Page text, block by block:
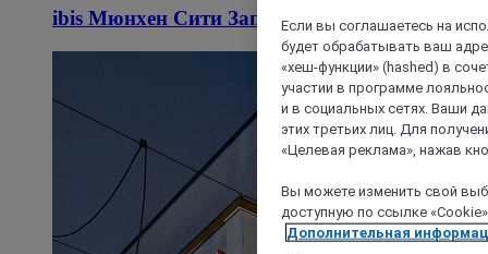
ibis Мюнхен Сити ЗападЕсли вы соглашаетесь на
будет обрабатывать ваш
«хеш-функции» (hashed) в
участии в программе
и в социальных сетях. Ваши
этих третьих лиц. Для
«Целевая реклама», нажав
Вы можете изменить свой
доступную по ссылке
Дополнительная